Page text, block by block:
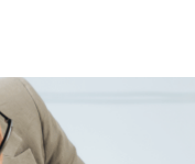
серый. Эти
особенно хорошо
на темных или
волосах, придавая
и молодость